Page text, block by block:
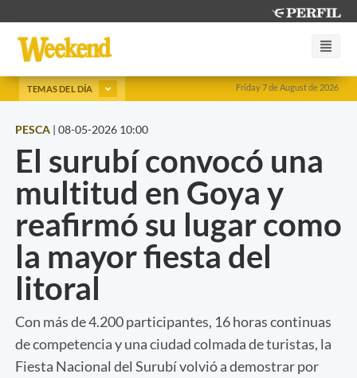
Friday 7 de August de 2026
TEMAS DEL DÍA
PESCA | 08-05-2026 10:00
El surubí convocó una
multitud en Goya y
reafirmó su lugar como
la mayor fiesta del
litoral
Con más de 4.200 participantes, 16 horas continuas
de competencia y una ciudad colmada de turistas, la
Fiesta Nacional del Surubí volvió a demostrar por